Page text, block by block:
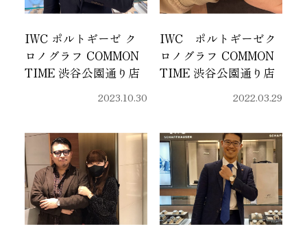
IWC ポルトギーゼ ク
ロノグラフ COMMON
TIME 渋谷公園通り店
2023.10.30
IWC ポルトギーゼク
ロノグラフ COMMON
TIME 渋谷公園通り店
2022.03.29